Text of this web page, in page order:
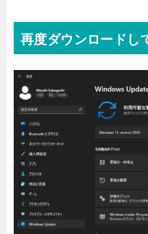
再度ダウンロードし